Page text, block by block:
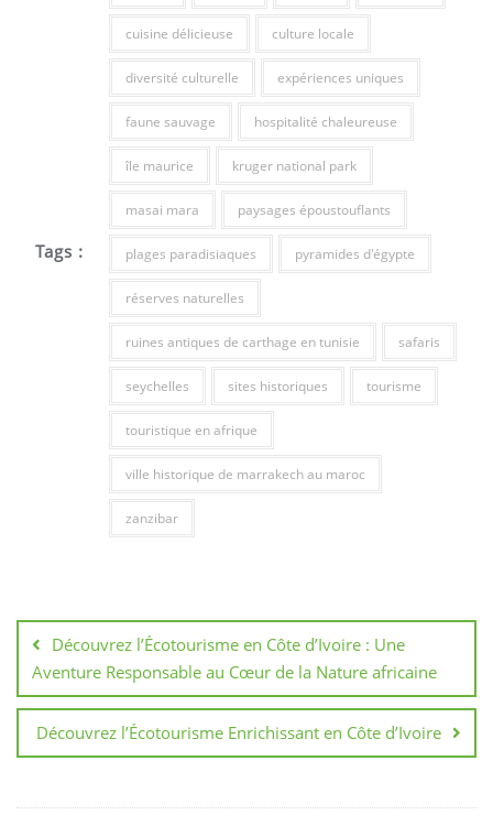
Tags :
cuisine délicieuse culture locale
diversité culturelle expériences uniques
faune sauvage hospitalité chaleureuse
île maurice kruger national park
masai mara paysages époustouflants
plages paradisiaques pyramides d'égypte
réserves naturelles
ruines antiques de carthage en tunisie safaris
seychelles sites historiques tourisme
touristique en afrique
ville historique de marrakech au maroc
zanzibar
de
l’article
Découvrez l’Écotourisme en Côte d’Ivoire : Une
Aventure Responsable au Cœur de la Nature africaine
Découvrez l’Écotourisme Enrichissant en Côte d’Ivoire